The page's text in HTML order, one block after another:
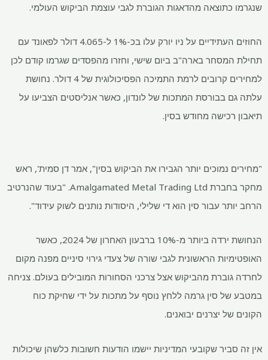
שנגרמו כתוצאה מהדאגות הגוברת לגבי עוצמת הביקוש העולמי.
החוזים העתידיים על ניו יורק עלו בכ-1% ל-4.065 דולר לפאונד עם
תחילת המסחר בארה"ב ביום שישי, וחזרו מהפסדים שגרמו קודם לכן
למחירים קרובים לרמת התמיכה הפסיכולוגית של 4 דולר. נחושת
עלתה גם בבורסת המתכות של לונדון, כאשר אנליסטים הצביעו על
תיאבון רכישה מחודש בסין.
"מחירים נמוכים יותר הגבירו את הביקוש בסין", אמר דן סמית', ראש
מחקר בחברת Amalgamated Metal Trading Ltd. "בעוד שהנרטיב
הרחב יותר עבור סין הוא די שלילי, היסודות נותנים לשוק עידוד".
הנחושת ירדה ביותר מ-10% ברבעון האחרון של 2024, כאשר
האופטימיות הראשונית לגבי שורה של צעדי גירוי סיניים מפנה מקום
לחרדה גוברת מהביקוש אצל צרכני הסחורות המובילים בעולם. צניחה
במטבע של סין גרמה ללחץ נוסף על מתכות על ידי שחיקת כוח
הקונים של יצרנים יבואנים.
אין זה סביר שקובעי המדיניות יישמו הודעות חשובות כלשהן שיכולות